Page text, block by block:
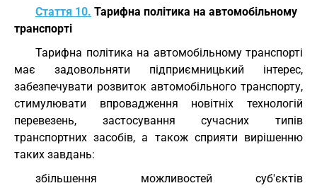
Стаття 10. Тарифна політика на автомобільному
транспорті
Тарифна політика на автомобільному транспорті
має задовольняти підприємницький інтерес,
забезпечувати розвиток автомобільного транспорту,
стимулювати впровадження новітніх технологій
перевезень, застосування сучасних типів
транспортних засобів, а також сприяти вирішенню
таких завдань:
збільшення можливостей суб'єктів